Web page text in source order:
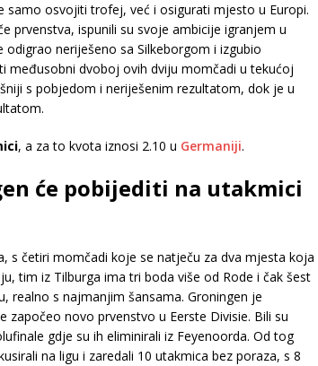
samo osvojiti trofej, već i osigurati mjesto u Europi.
prvenstva, ispunili su svoje ambicije igranjem u
neriješeno sa Silkeborgom i izgubio
međusobni dvoboj ovih dviju momčadi u tekućoj
s pobjedom i neriješenim rezultatom, dok je u
, a za to kvota iznosi 2.10 u Germaniji.
će pobijediti na utakmici
s četiri momčadi koje se natječu za dva mjesta koja
tim iz Tilburga ima tri boda više od Rode i čak šest
realno s najmanjim šansama. Groningen je
započeo novo prvenstvo u Eerste Divisie. Bili su
gdje su ih eliminirali iz Feyenoorda. Od tog
na ligu i zaredali 10 utakmica bez poraza, s 8